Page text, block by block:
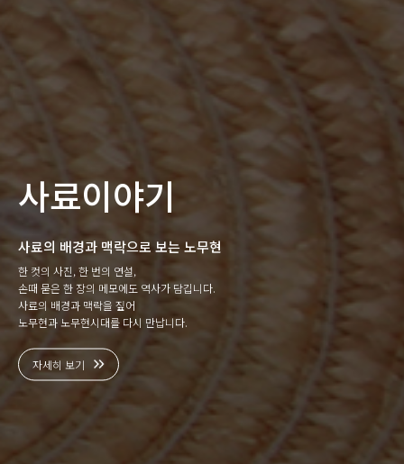
사료이야기
사료의 배경과 맥락으로 보는 노무현
한 컷의 사진, 한 번의 연설,
손때 묻은 한 장의 메모에도 역사가 담깁니다.
사료의 배경과 맥락을 짚어
노무현과 노무현시대를 다시 만납니다.
자세히 보기